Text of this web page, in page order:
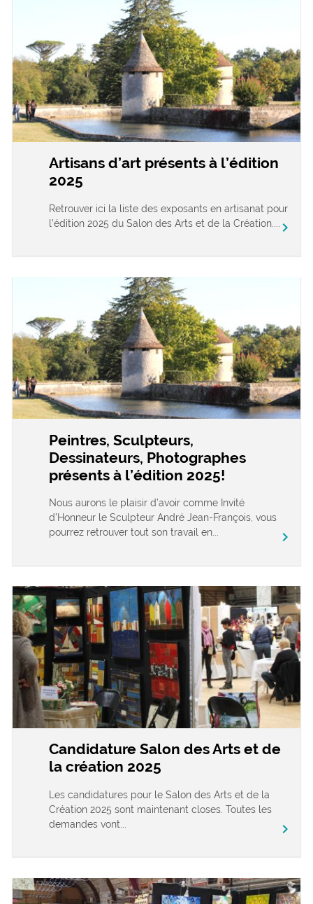
Artisans d’art présents à l’édition
2025
Retrouver ici la liste des exposants en artisanat pour
l’édition 2025 du Salon des Arts et de la Création....chevron_right
Peintres, Sculpteurs,
Dessinateurs, Photographes
présents à l’édition 2025!
Nous aurons le plaisir d’avoir comme Invité
d’Honneur le Sculpteur André Jean-François, vous
pourrez retrouver tout son travail en...
chevron_right
Candidature Salon des Arts et de
la création 2025
Les candidatures pour le Salon des Arts et de la
Création 2025 sont maintenant closes. Toutes les
demandes vont...
chevron_right